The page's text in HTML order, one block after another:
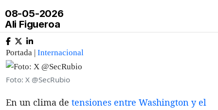
08-05-2026
Ali Figueroa
Portada | Internacional
Foto: X @SecRubio
En un clima de tensiones entre Washington y el